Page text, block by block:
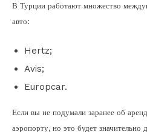
В Турции работают множество
авто:
Hertz;
Avis;
Europcar.
Если вы не подумали заранее об
аэропорту, но это будет значительно